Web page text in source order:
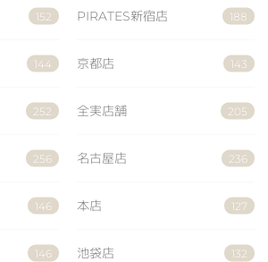
152 PIRATES新宿店 188
144 京都店 143
252 全実店舗 205
256 名古屋店 236
146 本店 127
146 池袋店 132